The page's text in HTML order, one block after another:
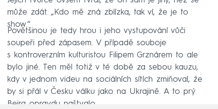
může zdát. „Kdo mě zná zblízka, tak ví, že je to
show.“
Povětšinou je tedy hrou i jeho vystupování vůči
soupeři před zápasem. V případě souboje
s kontroverzním kulturistou Filipem Grznárem to ale
bylo jiné. Ten měl totiž v té době za sebou kauzu,
kdy v jednom videu na sociálních sítích zmiňoval, že
by si přál v Česku válku jako na Ukrajině. A to prý
Bejra opravdu naštvalo.